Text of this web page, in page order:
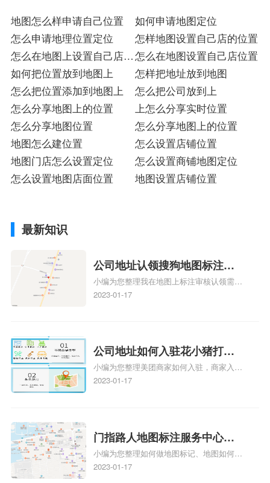
地图怎么样申请自己位置
如何申请地图定位
怎么申请地理位置定位
怎样地图设置自己店的位置
怎么在地图上设置自己店的
位置
怎么在地图设置自己店位置
如何把位置放到地图上
怎样把地址放到地图
怎么把位置添加到地图上
怎么把公司放到上
怎么分享地图上的位置
上怎么分享实时位置
怎么分享地图位置
怎么分享地图上的位置
地图怎么建位置
怎么设置店铺位置
地图门店怎么设置定位
怎么设置商铺地图定位
怎么设置地图店面位置
地图设置店铺位置
最新知识
公司地址认领搜狗地图标注多
久审核？公司地址认领地图标
注多久审核？
小编为您整理我在地图上标注审核认领需要
多久、我在地图上标注审核认领需要多久
情可查看下方正文！
2023-01-17
公司地址如何入驻花小猪打车
地图标记？指路人地图标注服
务中心铺如何入驻花小猪打车
小编为您整理美团商家如何入驻，商家入驻
教程、商家如何入驻地图、如何入驻地:、
2023-01-17
门指路人地图标注服务中心如
何做花小猪打车地图位置标
记？门指路人地图标注服务中
小编为您整理如何做地图标记、地图如何做
标记、so搜街景中如何做标记、360e启花贷
2023-01-17